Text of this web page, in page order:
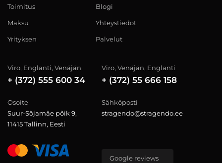
Toimitus
Maksu
Yrityksen
Blogi
Yhteystiedot
Palvelut
Viro, Englanti, Venäjän
+ (372) 555 600 34
Viro, Venäjän, Englanti
+ (372) 55 666 158
Osoite
Suur-Sõjamäe põik 9,
11415 Tallinn, Eesti
Sähköposti
stragendo@stragendo.ee
Google reviews